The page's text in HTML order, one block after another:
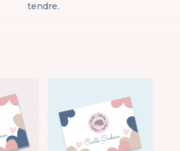
tendre.